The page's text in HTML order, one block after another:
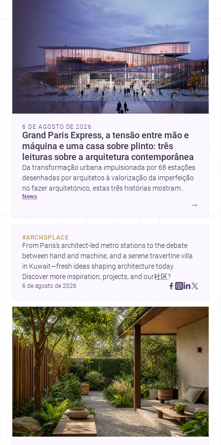
6 DE AGOSTO DE 2026
Grand Paris Express, a tensão entre mão e
máquina e uma casa sobre plinto: três
leituras sobre a arquitetura contemporânea
Da transformação urbana impulsionada por 68 estações
desenhadas por arquitetos à valorização da imperfeição
no fazer arquitetónico, estas três histórias mostram
como a disciplina continua a reinventar cidades, materiais
contemporânea.
news
→
#ARCHSPLACE
From Paris’s architect-led metro stations to the debate
between hand and machine, and a serene travertine villa
in Kuwait—fresh ideas shaping architecture today.
Discover more inspiration, projects, and our社区?
6 de agosto de 2026